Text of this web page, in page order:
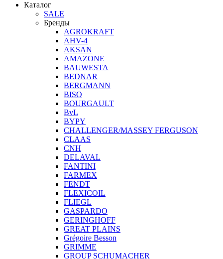
Каталог
SALE
Бренды
AGROKRAFT
AHV-4
AKSAN
AMAZONE
BAUWESTA
BEDNAR
BERGMANN
BISO
BOURGAULT
BvL
BYPY
CHALLENGER/MASSEY FERGUSON
CLAAS
CNH
DELAVAL
FANTINI
FARMEX
FENDT
FLEXICOIL
FLIEGL
GASPARDO
GERINGHOFF
GREAT PLAINS
Grégoire Besson
GRIMME
GROUP SCHUMACHER